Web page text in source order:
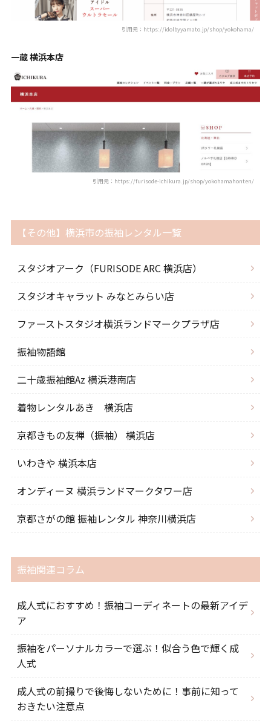
引用元：https://idolbyyamato.jp/shop/yokohama/
一蔵 横浜本店
引用元：https://furisode-ichikura.jp/shop/yokohamahonten/
【その他】横浜市の振袖レンタル一覧
スタジオアーク（FURISODE ARC 横浜店）
スタジオキャラット みなとみらい店
ファーストスタジオ横浜ランドマークプラザ店
振袖物語館
二十歳振袖館Az 横浜港南店
着物レンタルあき 横浜店
京都きもの友禅（振袖） 横浜店
いわきや 横浜本店
オンディーヌ 横浜ランドマークタワー店
京都さがの館 振袖レンタル 神奈川横浜店
振袖関連コラム
成人式におすすめ！振袖コーディネートの最新アイデ
ア
振袖をパーソナルカラーで選ぶ！似合う色で輝く成
人式
成人式の前撮りで後悔しないために！事前に知って
おきたい注意点